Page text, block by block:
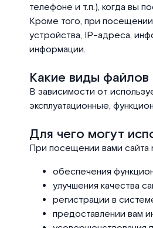
телефоне и т.п.), когда вы
Кроме того, при посещении
устройства, IP-адреса,
информации.
Какие виды
В зависимости от
эксплуатационные,
Для чего могут
При посещении вами сайта
обеспечения
улучшения качества
регистрации в
предоставлении вам